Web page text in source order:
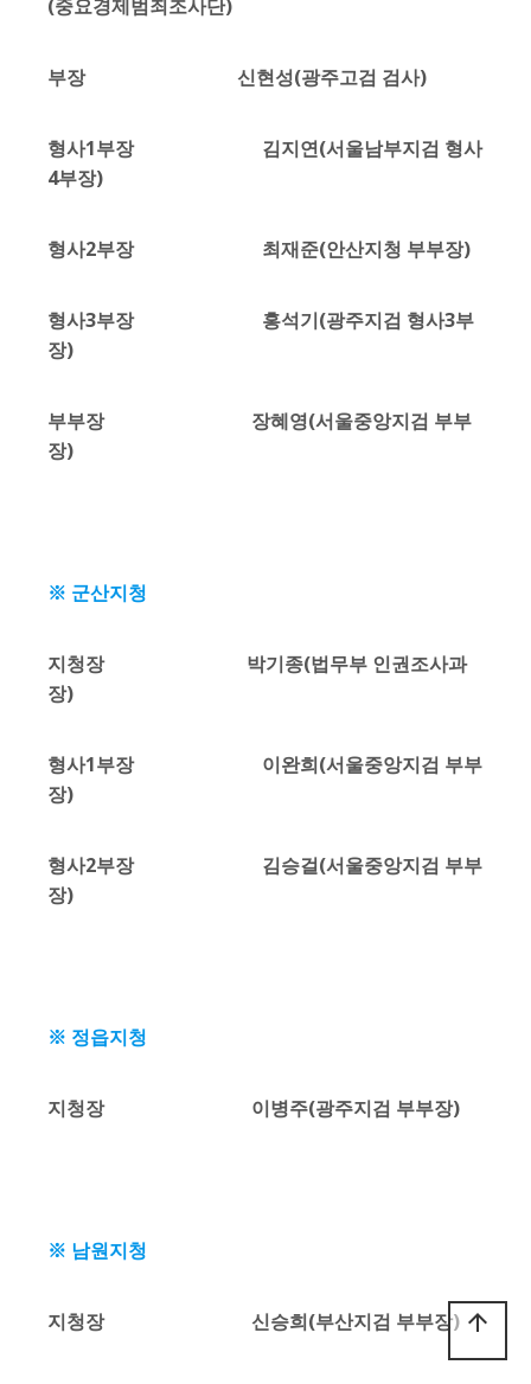
(중요경제범죄조사단)
부장 신현성(광주고검 검사)
형사1부장 김지연(서울남부지검 형사
4부장)
형사2부장 최재준(안산지청 부부장)
형사3부장 홍석기(광주지검 형사3부
장)
부부장 장혜영(서울중앙지검 부부
장)
※ 군산지청
지청장 박기종(법무부 인권조사과
장)
형사1부장 이완희(서울중앙지검 부부
장)
형사2부장 김승걸(서울중앙지검 부부
장)
※ 정읍지청
지청장 이병주(광주지검 부부장)
※ 남원지청
지청장 신승희(부산지검 부부장) arrow_upward